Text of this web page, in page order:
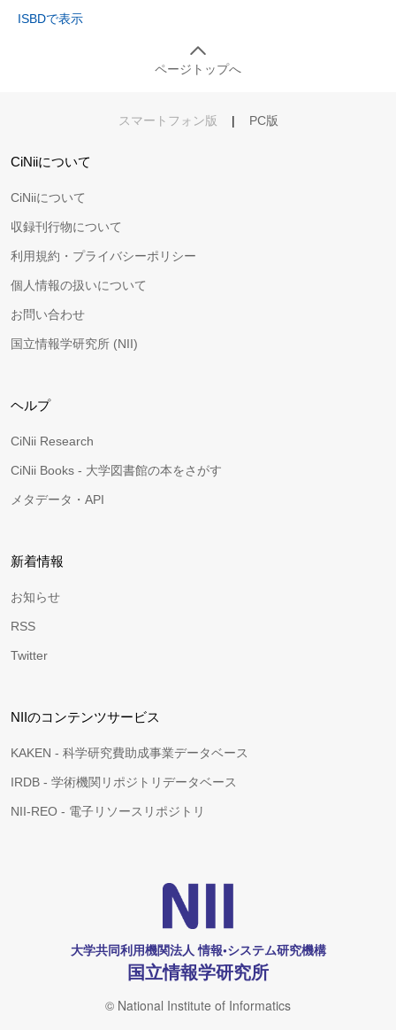
ISBDで表示
ページトップへ
スマートフォン版 | PC版
CiNiiについて
CiNiiについて
収録刊行物について
利用規約・プライバシーポリシー
個人情報の扱いについて
お問い合わせ
国立情報学研究所 (NII)
ヘルプ
CiNii Research
CiNii Books - 大学図書館の本をさがす
メタデータ・API
新着情報
お知らせ
RSS
Twitter
NIIのコンテンツサービス
KAKEN - 科学研究費助成事業データベース
IRDB - 学術機関リポジトリデータベース
NII-REO - 電子リソースリポジトリ
大学共同利用機関法人 情報•システム研究機構
国立情報学研究所
© National Institute of Informatics